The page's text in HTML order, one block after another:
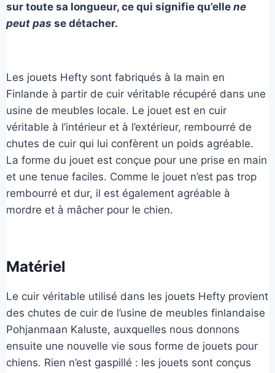
sur toute sa longueur, ce qui signifie qu’ellene
peut pas se détacher.
Les jouets Hefty sont fabriqués à la main en
Finlande à partir de cuir véritable récupéré dans une
usine de meubles locale. Le jouet est en cuir
véritable à l’intérieur et à l’extérieur, rembourré de
chutes de cuir qui lui confèrent un poids agréable.
La forme du jouet est conçue pour une prise en main
et une tenue faciles. Comme le jouet n’est pas trop
rembourré et dur, il est également agréable à
mordre et à mâcher pour le chien.
Matériel
Le cuir véritable utilisé dans les jouets Hefty provient
des chutes de cuir de l’usine de meubles finlandaise
Pohjanmaan Kaluste, auxquelles nous donnons
ensuite une nouvelle vie sous forme de jouets pour
chiens. Rien n’est gaspillé : les jouets sont conçus